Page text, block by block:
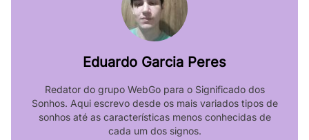
Eduardo Garcia Peres
Redator do grupo WebGo para o Significado dos
Sonhos. Aqui escrevo desde os mais variados tipos de
sonhos até as características menos conhecidas de
cada um dos signos.